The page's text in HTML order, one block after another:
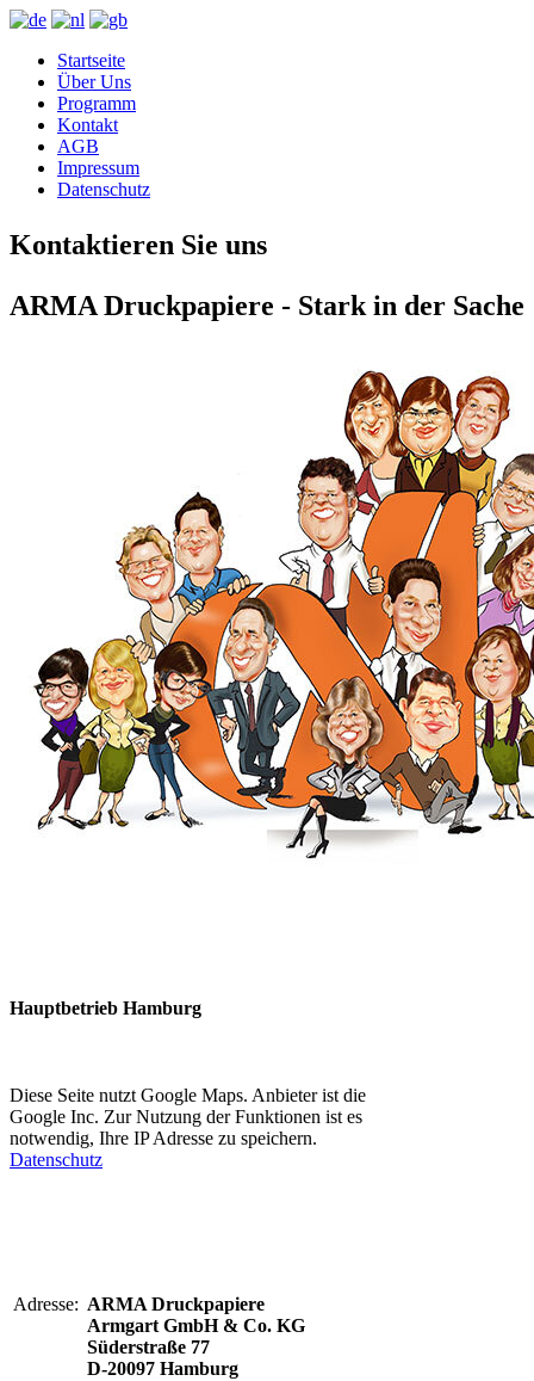
Startseite
Über Uns
Programm
Kontakt
AGB
Impressum
Datenschutz
Kontaktieren Sie uns
ARMA Druckpapiere - Stark in der Sache
Hauptbetrieb Hamburg
Diese Seite nutzt Google Maps. Anbieter ist die
Google Inc. Zur Nutzung der Funktionen ist es
notwendig, Ihre IP Adresse zu speichern.
Datenschutz
Adresse: ARMA Druckpapiere
Armgart GmbH & Co. KG
Süderstraße 77
D-20097 Hamburg